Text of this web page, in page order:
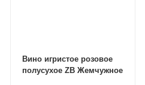
Вино игристое розовое
полусухое ZB Жемчужное